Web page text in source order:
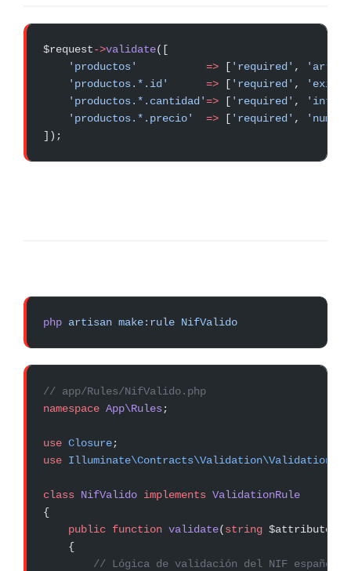
$request->validate([
    'productos'
           =>
[ 'required' , 'array'
    'productos.*.id'
      =>
[ 'required' ,
    'productos.*.cantidad'
=> [ 'required' ,
    'productos.*.precio'
  =>
[ 'required' ,
]);
php artisan make:rule NifValido
// app/Rules/NifValido.php
namespace App\Rules;
use Closure;
use
class NifValido implements ValidationRule
{
    public
function validate(string $attribute,
    {
        // Lógica de validación del NIF español